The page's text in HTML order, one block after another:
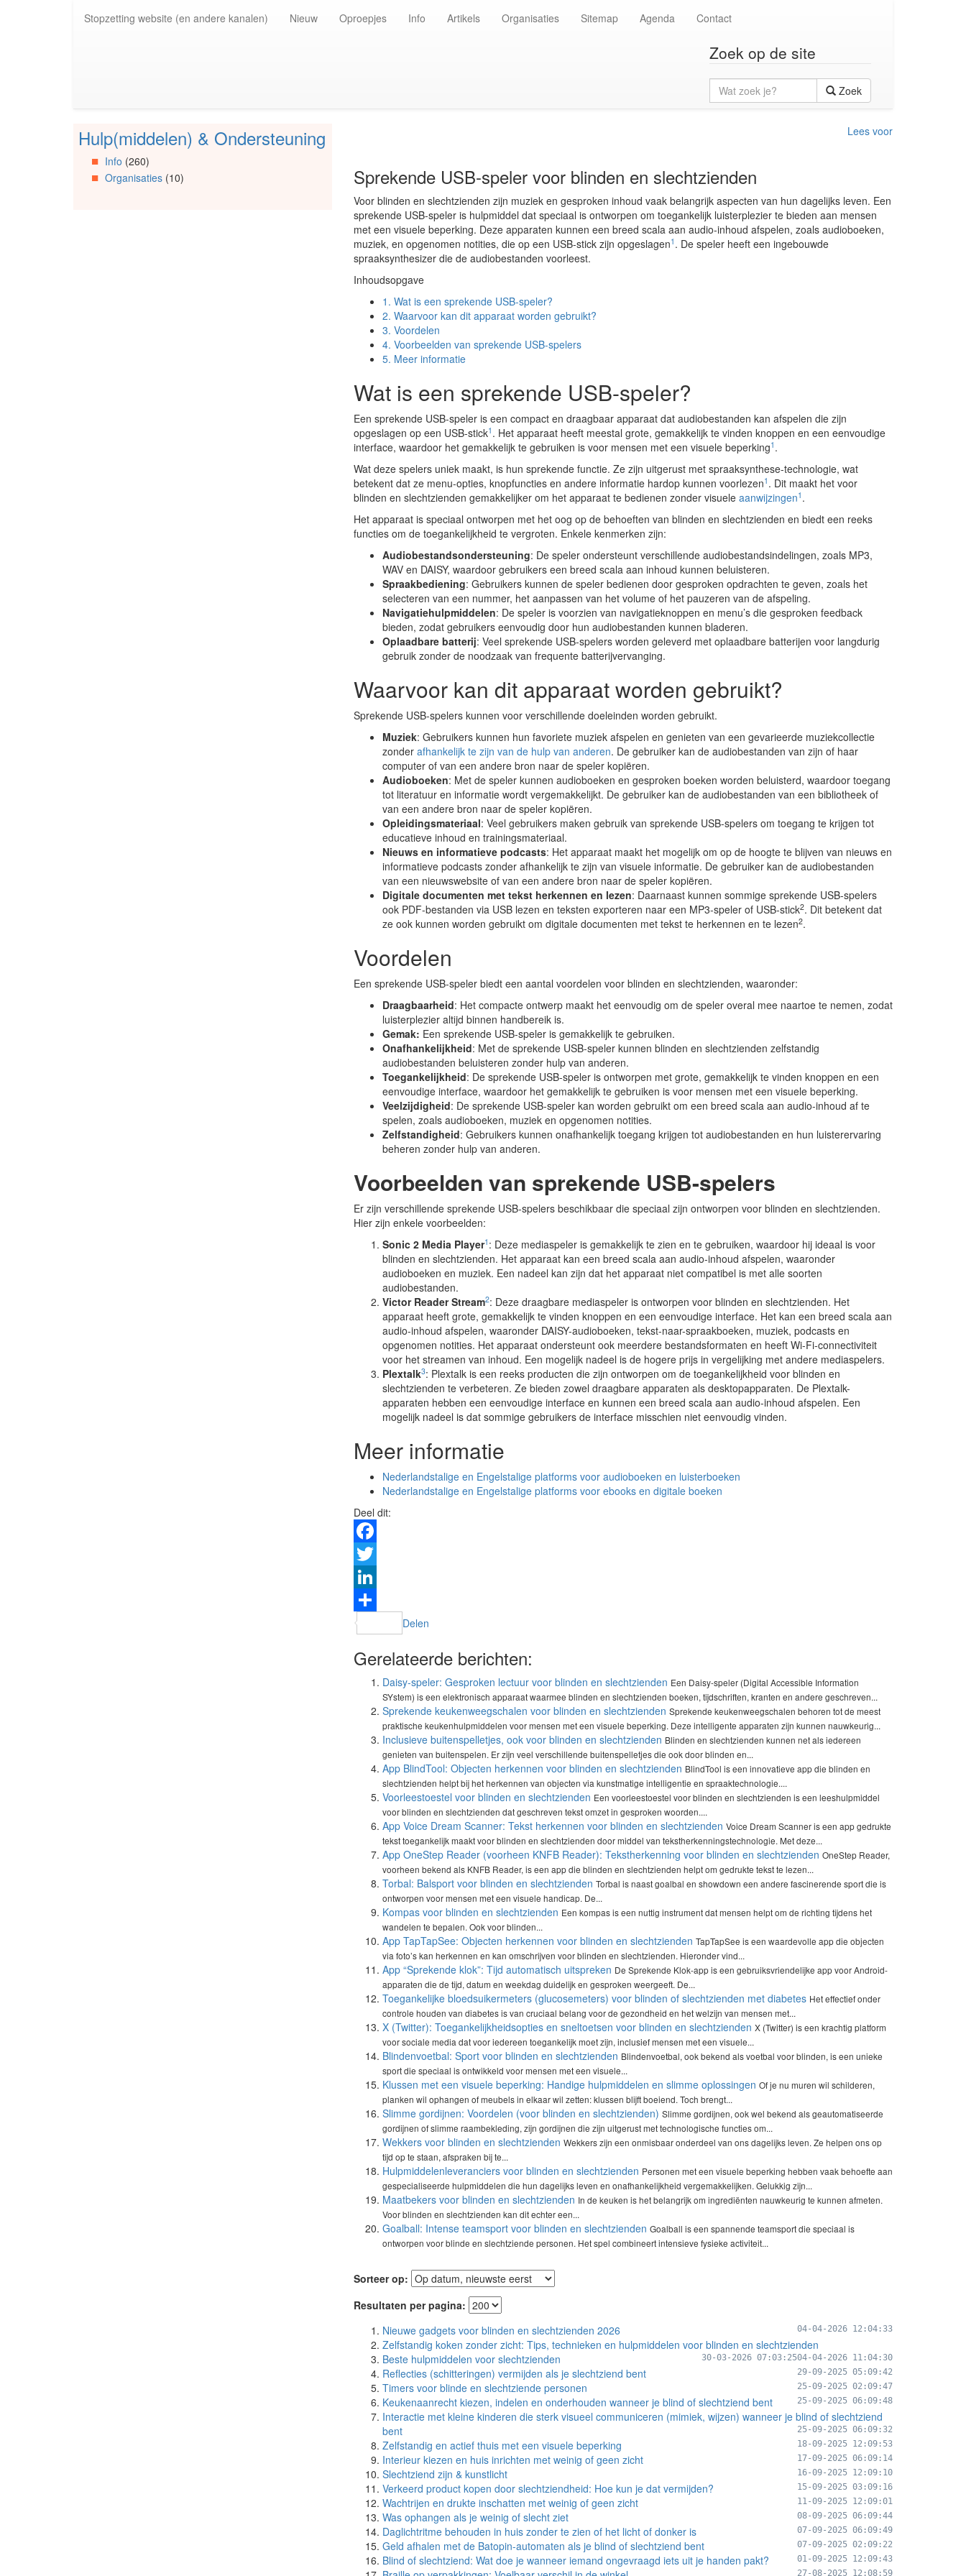
Stopzetting website (en andere kanalen) Nieuw Oproepjes Info Artikels Organisaties Sitemap Agenda Contact
Zoek op de site
Wat
zoek
je?
Zoek
Spring
Artikels
Spring
Hulp(middelen) & Ondersteuning
Info (260)
Organisaties(10)
Lees voor
Sprekende USB-speler voor blinden en slechtzienden
Voor blinden en slechtzienden zijn muziek en gesproken inhoud vaak belangrijk aspecten van hun dagelijks leven. Een
sprekende USB-speler is hulpmiddel dat speciaal is ontworpen om toegankelijk luisterplezier te bieden aan mensen
met een visuele beperking. Deze apparaten kunnen een breed scala aan audio-inhoud afspelen, zoals audioboeken,
muziek, en opgenomen notities, die op een USB-stick zijn opgeslagen1 . De speler heeft een ingebouwde
spraaksynthesizer die de audiobestanden voorleest.
Inhoudsopgave
1. Wat is een sprekende USB-speler?
2. Waarvoor kan dit apparaat worden gebruikt?
3. Voordelen
4. Voorbeelden van sprekende USB-spelers
5. Meer informatie
Wat is een sprekende USB-speler?
Een sprekende USB-speler is een compact en draagbaar apparaat dat audiobestanden kan afspelen die zijn
opgeslagen op een USB-stick1 . Het apparaat heeft meestal grote, gemakkelijk te vinden knoppen en een eenvoudige
interface, waardoor het gemakkelijk te gebruiken is voor mensen met een visuele beperking1 .
Wat deze spelers uniek maakt, is hun sprekende functie. Ze zijn uitgerust met spraaksynthese-technologie, wat
betekent dat ze menu-opties, knopfuncties en andere informatie hardop kunnen voorlezen1 . Dit maakt het voor
blinden en slechtzienden gemakkelijker om het apparaat te bedienen zonder visuele aanwijzingen1 .
Het apparaat is speciaal ontworpen met het oog op de behoeften van blinden en slechtzienden en biedt een reeks
functies om de toegankelijkheid te vergroten. Enkele kenmerken zijn:
Audiobestandsondersteuning: De speler ondersteunt verschillende audiobestandsindelingen, zoals MP3,
WAV en DAISY, waardoor gebruikers een breed scala aan inhoud kunnen beluisteren.
Spraakbediening: Gebruikers kunnen de speler bedienen door gesproken opdrachten te geven, zoals het
selecteren van een nummer, het aanpassen van het volume of het pauzeren van de afspeling.
Navigatiehulpmiddelen: De speler is voorzien van navigatieknoppen en menu’s die gesproken feedback
bieden, zodat gebruikers eenvoudig door hun audiobestanden kunnen bladeren.
Oplaadbare batterij: Veel sprekende USB-spelers worden geleverd met oplaadbare batterijen voor langdurig
gebruik zonder de noodzaak van frequente batterijvervanging.
Waarvoor kan dit apparaat worden gebruikt?
Sprekende USB-spelers kunnen voor verschillende doeleinden worden gebruikt.
Muziek: Gebruikers kunnen hun favoriete muziek afspelen en genieten van een gevarieerde muziekcollectie
zonder afhankelijk te zijn van de hulp van anderen. De gebruiker kan de audiobestanden van zijn of haar
computer of van een andere bron naar de speler kopiëren.
Audioboeken: Met de speler kunnen audioboeken en gesproken boeken worden beluisterd, waardoor toegang
tot literatuur en informatie wordt vergemakkelijkt. De gebruiker kan de audiobestanden van een bibliotheek of
van een andere bron naar de speler kopiëren.
Opleidingsmateriaal: Veel gebruikers maken gebruik van sprekende USB-spelers om toegang te krijgen tot
educatieve inhoud en trainingsmateriaal.
Nieuws en informatieve podcasts: Het apparaat maakt het mogelijk om op de hoogte te blijven van nieuws en
informatieve podcasts zonder afhankelijk te zijn van visuele informatie. De gebruiker kan de audiobestanden
van een nieuwswebsite of van een andere bron naar de speler kopiëren.
Digitale documenten met tekst herkennen en lezen: Daarnaast kunnen sommige sprekende USB-spelers
ook PDF-bestanden via USB lezen en teksten exporteren naar een MP3-speler of USB-stick2. Dit betekent dat
ze ook kunnen worden gebruikt om digitale documenten met tekst te herkennen en te lezen2.
Voordelen
Een sprekende USB-speler biedt een aantal voordelen voor blinden en slechtzienden, waaronder:
Draagbaarheid: Het compacte ontwerp maakt het eenvoudig om de speler overal mee naartoe te nemen, zodat
luisterplezier altijd binnen handbereik is.
Gemak: Een sprekende USB-speler is gemakkelijk te gebruiken.
Onafhankelijkheid: Met de sprekende USB-speler kunnen blinden en slechtzienden zelfstandig
audiobestanden beluisteren zonder hulp van anderen.
Toegankelijkheid: De sprekende USB-speler is ontworpen met grote, gemakkelijk te vinden knoppen en een
eenvoudige interface, waardoor het gemakkelijk te gebruiken is voor mensen met een visuele beperking.
Veelzijdigheid: De sprekende USB-speler kan worden gebruikt om een breed scala aan audio-inhoud af te
spelen, zoals audioboeken, muziek en opgenomen notities.
Zelfstandigheid: Gebruikers kunnen onafhankelijk toegang krijgen tot audiobestanden en hun luisterervaring
beheren zonder hulp van anderen.
Voorbeelden van sprekende USB-spelers
Er zijn verschillende sprekende USB-spelers beschikbaar die speciaal zijn ontworpen voor blinden en slechtzienden.
Hier zijn enkele voorbeelden:
Sonic 2 Media Player1 : Deze mediaspeler is gemakkelijk te zien en te gebruiken, waardoor hij ideaal is voor
blinden en slechtzienden. Het apparaat kan een breed scala aan audio-inhoud afspelen, waaronder
audioboeken en muziek. Een nadeel kan zijn dat het apparaat niet compatibel is met alle soorten
audiobestanden.
Victor Reader Stream2: Deze draagbare mediaspeler is ontworpen voor blinden en slechtzienden. Het
apparaat heeft grote, gemakkelijk te vinden knoppen en een eenvoudige interface. Het kan een breed scala aan
audio-inhoud afspelen, waaronder DAISY-audioboeken, tekst-naar-spraakboeken, muziek, podcasts en
opgenomen notities. Het apparaat ondersteunt ook meerdere bestandsformaten en heeft Wi-Fi-connectiviteit
voor het streamen van inhoud. Een mogelijk nadeel is de hogere prijs in vergelijking met andere mediaspelers.
Plextalk3: Plextalk is een reeks producten die zijn ontworpen om de toegankelijkheid voor blinden en
slechtzienden te verbeteren. Ze bieden zowel draagbare apparaten als desktopapparaten. De Plextalk-
apparaten hebben een eenvoudige interface en kunnen een breed scala aan audio-inhoud afspelen. Een
mogelijk nadeel is dat sommige gebruikers de interface misschien niet eenvoudig vinden.
Meer informatie
Nederlandstalige en Engelstalige platforms voor audioboeken en luisterboeken
Nederlandstalige en Engelstalige platforms voor ebooks en digitale boeken
Deel dit:
Facebook
Twitter
LinkedIn
Delen
Gerelateerde berichten:
Daisy-speler: Gesproken lectuur voor blinden en slechtzienden Een Daisy-speler (Digital Accessible Information
SYstem) is een elektronisch apparaat waarmee blinden en slechtzienden boeken, tijdschriften, kranten en andere geschreven...
Sprekende keukenweegschalen voor blinden en slechtzienden Sprekende keukenweegschalen behoren tot de meest
praktische keukenhulpmiddelen voor mensen met een visuele beperking. Deze intelligente apparaten zijn kunnen nauwkeurig...
Inclusieve buitenspelletjes, ook voor blinden en slechtzienden Blinden en slechtzienden kunnen net als iedereen
genieten van buitenspelen. Er zijn veel verschillende buitenspelletjes die ook door blinden en...
App BlindTool: Objecten herkennen voor blinden en slechtzienden BlindTool is een innovatieve app die blinden en
slechtzienden helpt bij het herkennen van objecten via kunstmatige intelligentie en spraaktechnologie....
Voorleestoestel voor blinden en slechtzienden Een voorleestoestel voor blinden en slechtzienden is een leeshulpmiddel
voor blinden en slechtzienden dat geschreven tekst omzet in gesproken woorden....
App Voice Dream Scanner: Tekst herkennen voor blinden en slechtzienden Voice Dream Scanner is een app gedrukte
tekst toegankelijk maakt voor blinden en slechtzienden door middel van tekstherkenningstechnologie. Met deze...
App OneStep Reader (voorheen KNFB Reader): Tekstherkenning voor blinden en slechtzienden OneStep Reader,
voorheen bekend als KNFB Reader, is een app die blinden en slechtzienden helpt om gedrukte tekst te lezen...
Torbal: Balsport voor blinden en slechtzienden Torbal is naast goalbal en showdown een andere fascinerende sport die is
ontworpen voor mensen met een visuele handicap. De...
Kompas voor blinden en slechtzienden Een kompas is een nuttig instrument dat mensen helpt om de richting tijdens het
wandelen te bepalen. Ook voor blinden...
App TapTapSee: Objecten herkennen voor blinden en slechtzienden TapTapSee is een waardevolle app die objecten
via foto’s kan herkennen en kan omschrijven voor blinden en slechtzienden. Hieronder vind...
App “Sprekende klok”: Tijd automatisch uitspreken De Sprekende Klok-app is een gebruiksvriendelijke app voor Android-
apparaten die de tijd, datum en weekdag duidelijk en gesproken weergeeft. De...
Toegankelijke bloedsuikermeters (glucosemeters) voor blinden of slechtzienden met diabetes Het effectief onder
controle houden van diabetes is van cruciaal belang voor de gezondheid en het welzijn van mensen met...
X (Twitter): Toegankelijkheidsopties en sneltoetsen voor blinden en slechtzienden X (Twitter) is een krachtig platform
voor sociale media dat voor iedereen toegankelijk moet zijn, inclusief mensen met een visuele...
Blindenvoetbal: Sport voor blinden en slechtzienden Blindenvoetbal, ook bekend als voetbal voor blinden, is een unieke
sport die speciaal is ontwikkeld voor mensen met een visuele...
Klussen met een visuele beperking: Handige hulpmiddelen en slimme oplossingen Of je nu muren wil schilderen,
planken wil ophangen of meubels in elkaar wil zetten: klussen blijft boeiend. Toch brengt...
Slimme gordijnen: Voordelen (voor blinden en slechtzienden) Slimme gordijnen, ook wel bekend als geautomatiseerde
gordijnen of slimme raambekleding, zijn gordijnen die zijn uitgerust met technologische functies om...
Wekkers voor blinden en slechtzienden Wekkers zijn een onmisbaar onderdeel van ons dagelijks leven. Ze helpen ons op
tijd op te staan, afspraken bij te...
Hulpmiddelenleveranciers voor blinden en slechtzienden Personen met een visuele beperking hebben vaak behoefte aan
gespecialiseerde hulpmiddelen die hun dagelijks leven en onafhankelijkheid vergemakkelijken. Gelukkig zijn...
Maatbekers voor blinden en slechtzienden In de keuken is het belangrijk om ingrediënten nauwkeurig te kunnen afmeten.
Voor blinden en slechtzienden kan dit echter een...
Goalball: Intense teamsport voor blinden en slechtzienden Goalball is een spannende teamsport die speciaal is
ontworpen voor blinde en slechtziende personen. Het spel combineert intensieve fysieke activiteit...
Sorteer op:
Resultaten per pagina:
Nieuwe gadgets voor blinden en slechtzienden 2026
04-04-2026 12:04:33
Zelfstandig koken zonder zicht: Tips, technieken en hulpmiddelen voor blinden en slechtzienden
04-04-2026 11:04:30
Beste hulpmiddelen voor slechtzienden 30-03-2026 07:03:25
Reflecties (schitteringen) vermijden als je slechtziend bent 29-09-2025 05:09:42
Timers voor blinde en slechtziende personen 25-09-2025 02:09:47
Keukenaanrecht kiezen, indelen en onderhouden wanneer je blind of slechtziend bent 25-09-2025 06:09:48
Interactie met kleine kinderen die sterk visueel communiceren (mimiek, wijzen) wanneer je blind of slechtziend
bent
25-09-2025 06:09:32
Zelfstandig en actief thuis met een visuele beperking 18-09-2025 12:09:53
Interieur kiezen en huis inrichten met weinig of geen zicht 17-09-2025 06:09:14
Slechtziend zijn & kunstlicht 16-09-2025 12:09:10
Verkeerd product kopen door slechtziendheid: Hoe kun je dat vermijden? 15-09-2025 03:09:16
Wachtrijen en drukte inschatten met weinig of geen zicht 11-09-2025 12:09:01
Was ophangen als je weinig of slecht ziet 08-09-2025 06:09:44
Daglichtritme behouden in huis zonder te zien of het licht of donker is 07-09-2025 06:09:49
Geld afhalen met de Batopin-automaten als je blind of slechtziend bent 07-09-2025 02:09:22
Blind of slechtziend: Wat doe je wanneer iemand ongevraagd iets uit je handen pakt? 01-09-2025 12:09:43
27-08-2025 12:08:59